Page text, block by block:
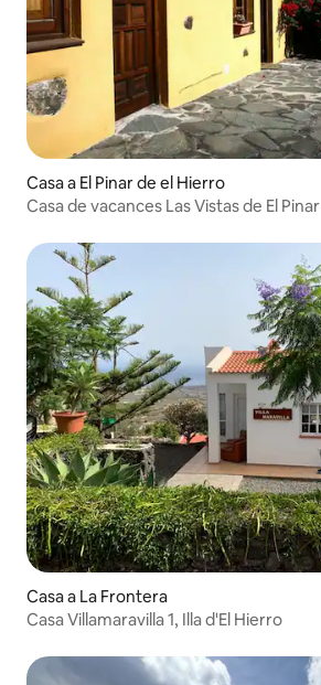
Casa a El Pinar de el Hierro
Casa de vacances Las Vistas de El Pinar
Casa a La Frontera
Casa Villamaravilla 1, Illa d'El Hierro